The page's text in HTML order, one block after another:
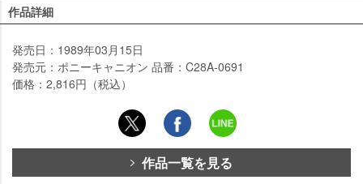
作品詳細
発売日：1989年03月15日
発売元：ポニーキャニオン 品番：C28A-0691
価格：2,816円（税込）
作品一覧を見る